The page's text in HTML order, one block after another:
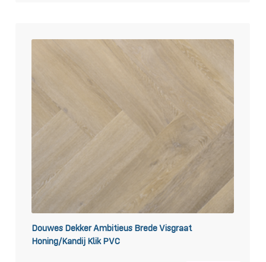
Douwes Dekker Ambitieus Brede Visgraat
Honing/Kandij Klik PVC